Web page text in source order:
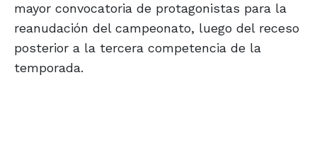
mayor convocatoria de protagonistas para la
reanudación del campeonato, luego del receso
posterior a la tercera competencia de la
temporada.